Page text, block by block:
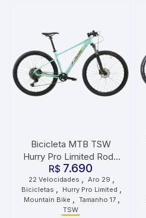
Bicicleta MTB TSW
Hurry Pro Limited Roda
29 Tamanho 17 22
Velocidades Azul
R$ 7.690
22 Velocidades , Aro 29 ,
Bicicletas , Hurry Pro Limited ,
Mountain Bike , Tamanho 17 ,
TSW